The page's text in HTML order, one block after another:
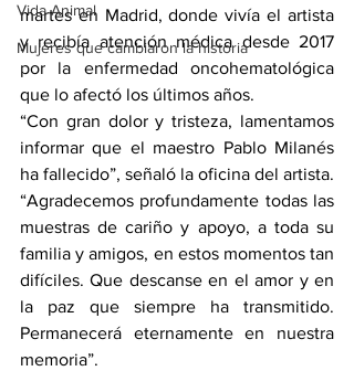
Vida Animal
Mujeres que cambiaron la historia
martes en Madrid, donde vivía el artista
y recibía atención médica desde 2017
por la enfermedad oncohematológica
que lo afectó los últimos años.
“Con gran dolor y tristeza, lamentamos
informar que el maestro Pablo Milanés
ha fallecido”, señaló la oficina del artista.
“Agradecemos profundamente todas las
muestras de cariño y apoyo, a toda su
familia y amigos, en estos momentos tan
difíciles. Que descanse en el amor y en
la paz que siempre ha transmitido.
Permanecerá eternamente en nuestra
memoria”.